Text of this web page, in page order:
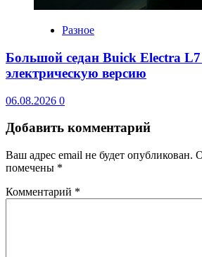
Разное
Большой седан Buick Electra L7
электрическую версию
06.08.2026 0
Добавить комментарий
Ваш адрес email не будет опубликован.
помечены *
Комментарий *